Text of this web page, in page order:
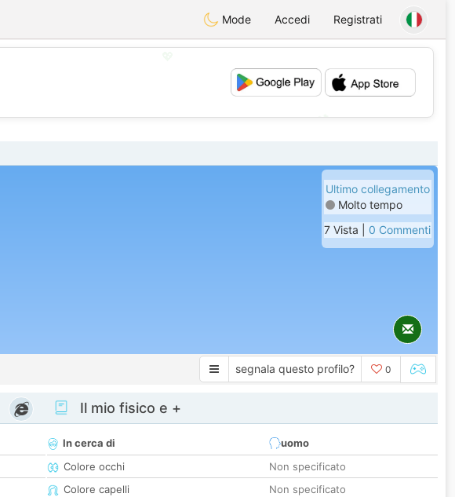
Mode Accedi Registrati
Ultimo collegamento
Molto tempo
7 Vista | 0 Commenti
segnala questo profilo? 0
Il mio fisico e +
In cerca di
uomo
Colore occhi
Non specificato
Colore capelli
Non specificato